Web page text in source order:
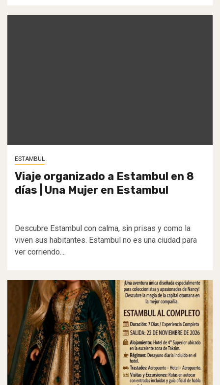
ESTAMBUL
Viaje organizado a Estambul en 8
días | Una Mujer en Estambul
Descubre Estambul con calma, sin prisas y como la
viven sus habitantes. Estambul no es una ciudad para
ver corriendo....